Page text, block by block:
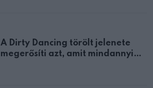
A Dirty Dancing törölt jelenete
megerősíti azt, amit mindannyian